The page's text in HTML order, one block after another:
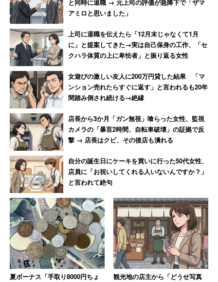
と同時に退職 → 元上司の評価が急降下で「ザマ
アミロと思いました」
上司に退職を伝えたら「12月末じゃなくて1月
に」と提案してきた→実は自己保身の工作、「セ
クハラ体質の上に卑怯者」と振り返る女性
女遊びの激しい友人に200万円貸した結果 「マ
ンション売れたらすぐに返す」と言われるも20年
間踏み倒され続ける→絶縁
店長から3か月「ガン無視」喰らった女性、監視
カメラの「暴言2時間、自転車破壊」の証拠で反
撃 → 店長はクビ、その後店も潰れる
自分の誕生日にケーキを買いに行った50代女性、
店員に「お祝いしてくれる人いないんですか？」
と言われて絶句
夏ボーナス「手取り8000円ちょ
観光地の店主から「どうせ写真